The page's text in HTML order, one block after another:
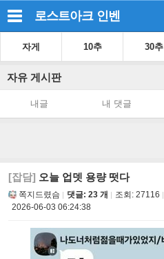
로스트아크 인벤
자게 10추 30추
자유 게시판
내글 내 댓글
[잡담] 오늘 업뎃 용량 떳다
쪽지드렸슴 댓글: 23 개 조회: 27116
2026-06-03 06:24:38